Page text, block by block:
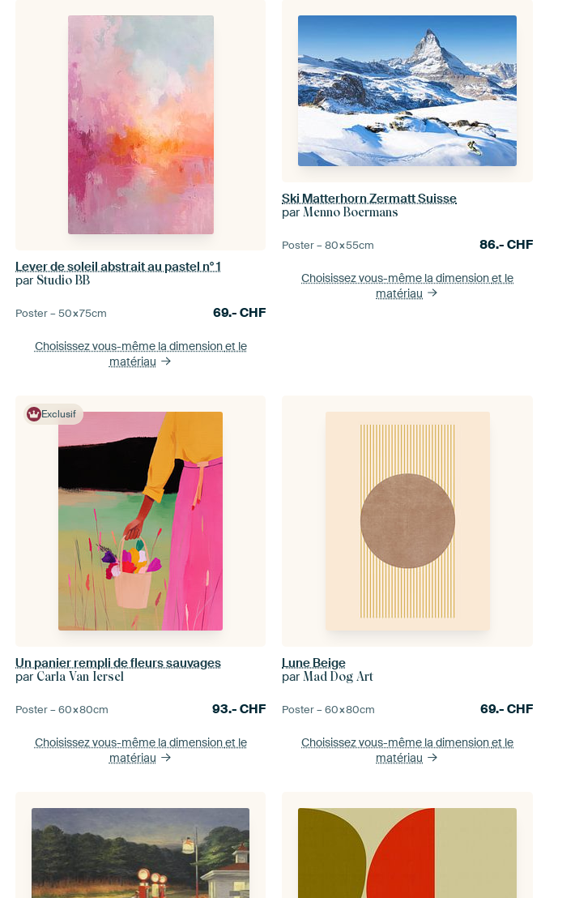
Lever de soleil abstrait au pastel n° 1
par Studio BB
Poster –50×75cm 69.-CHF
Choisissez vous-même la dimensionet le
matériau
Ski Matterhorn Zermatt Suisse
parMenno Boermans
Poster –80×55cm 86.- CHF
Choisissez vous-même la dimensionet le
matériau
Exclusif
Un panier rempli de fleurs sauvages
par Carla Van Iersel
Poster –60×80cm 93.-CHF
Choisissez vous-même la dimensionet le
matériau
Lune Beige
parMad Dog Art
Poster –60×80cm 69.- CHF
Choisissez vous-même la dimensionet le
matériau